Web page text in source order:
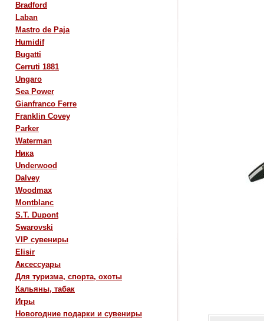
Bradford
Laban
Mastro de Paja
Humidif
Bugatti
Cerruti 1881
Ungaro
Sea Power
Gianfranco Ferre
Franklin Covey
Parker
Waterman
Ника
Underwood
Dalvey
Woodmax
Montblanc
S.T. Dupont
Swarovski
VIP сувениры
Elisir
Аксессуары
Для туризма, спорта, охоты
Кальяны, табак
Игры
Новогодние подарки и сувениры